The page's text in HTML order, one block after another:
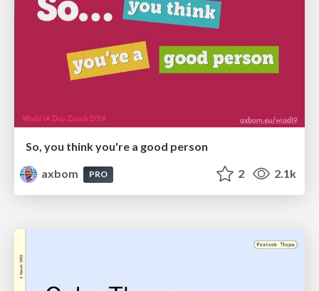
So, you think you're a good person
axbom
PRO 2 2.1k